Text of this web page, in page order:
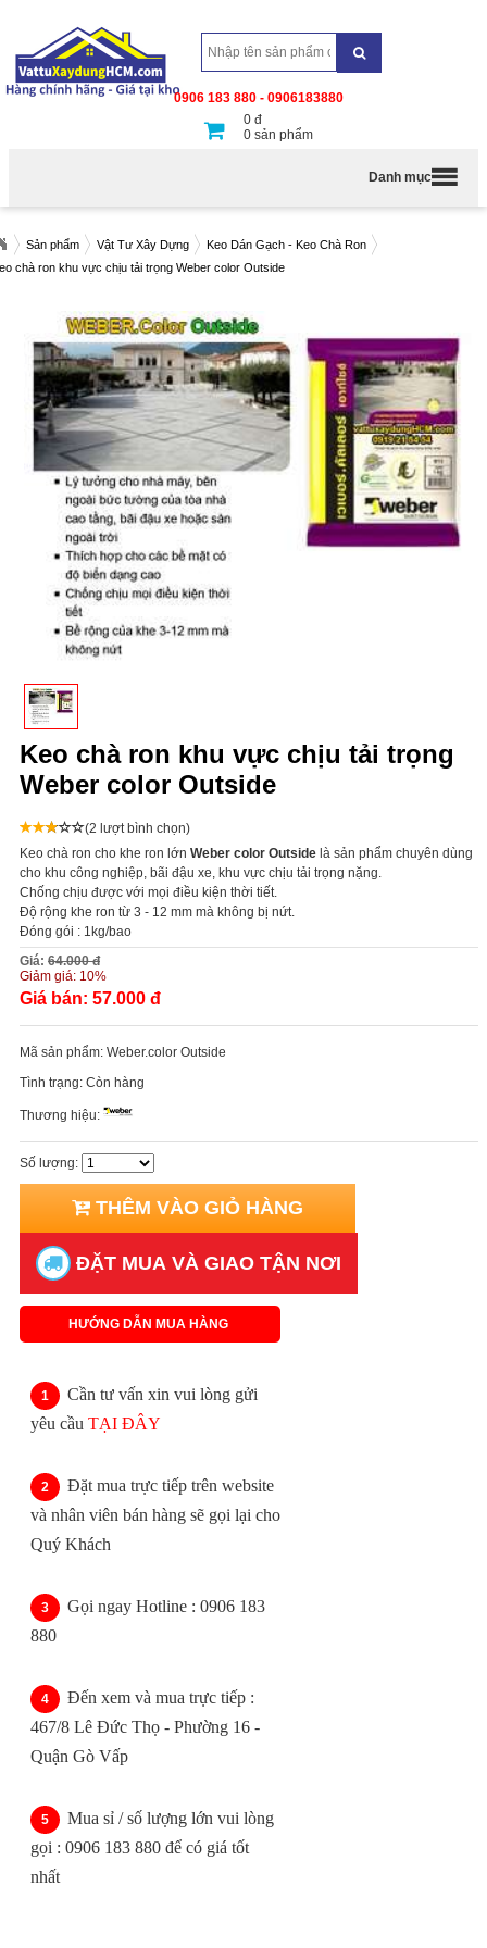
0906 183 880 - 0906183880
0 đ
0 sản phẩm
Danh mục
Sản phẩm Vật Tư Xây Dựng
Keo Dán Gạch - Keo Chà Ron
chà ron khu vực chịu tải trọng Weber color Outside
Keo chà ron khu vực chịu tải trọng
Weber color Outside
(2 lượt bình chọn)
Keo chà ron cho khe ron lớn Weber color Outside là sản phẩm chuyên dùng
cho khu công nghiệp, bãi đậu xe, khu vực chịu tải trọng nặng.
Chống chịu được với mọi điều kiện thời tiết.
Độ rộng khe ron từ 3 - 12 mm mà không bị nứt.
Đóng gói : 1kg/bao
Giá: 64.000 đ
Giảm giá: 10%
Giá bán: 57.000 đ
Mã sản phẩm: Weber.color Outside
Tình trạng: Còn hàng
Thương hiệu:
Số lượng:
THÊM VÀO GIỎ HÀNG
ĐẶT MUA VÀ GIAO TẬN NƠI
HƯỚNG DẪN MUA HÀNG
Cần tư vấn xin vui lòng gửi
yêu cầu TẠI ĐÂY
Đặt mua trực tiếp trên website
và nhân viên bán hàng sẽ gọi lại cho
Quý Khách
Gọi ngay Hotline : 0906 183
880
Đến xem và mua trực tiếp :
467/8 Lê Đức Thọ - Phường 16 -
Quận Gò Vấp
Mua sỉ / số lượng lớn vui lòng
gọi : 0906 183 880 để có giá tốt
nhất